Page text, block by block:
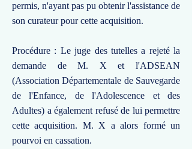
permis, n'ayant pas pu obtenir l'assistance de
son curateur pour cette acquisition.
Procédure : Le juge des tutelles a rejeté la
demande de M. X et l'ADSEAN
(Association Départementale de Sauvegarde
de l'Enfance, de l'Adolescence et des
Adultes) a également refusé de lui permettre
cette acquisition. M. X a alors formé un
pourvoi en cassation.